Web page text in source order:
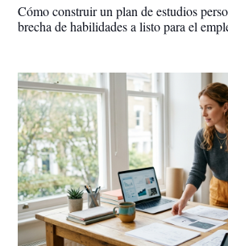
Cómo construir un plan de estudios
brecha de habilidades a listo para el